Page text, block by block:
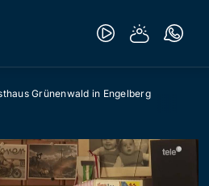
Grünenwald in Engelberg